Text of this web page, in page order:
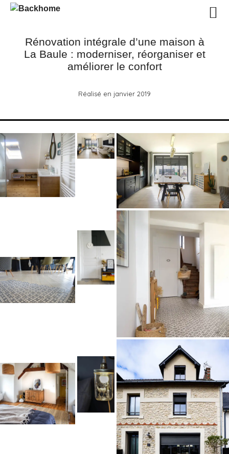
Rénovation intégrale d’une maison à
La Baule : moderniser, réorganiser et
améliorer le confort
Réalisé en janvier 2019